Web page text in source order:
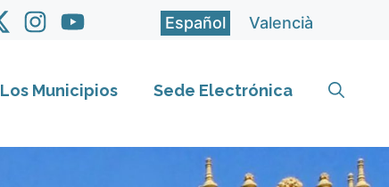
Español Valencià
Los Municipios Sede Electrónica